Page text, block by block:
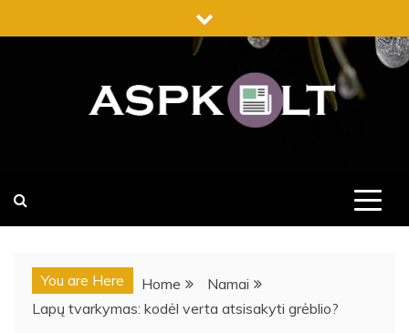
to
You are Here Home
Namai
Lapų tvarkymas: kodėl verta atsisakyti grėblio?